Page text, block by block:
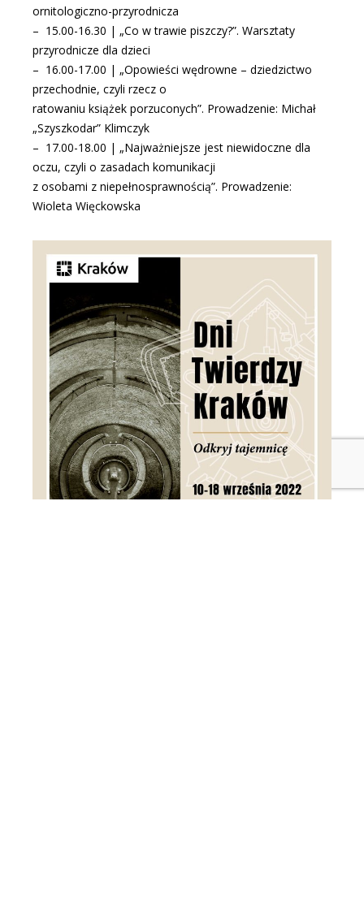
ornitologiczno-przyrodnicza
– 15.00-16.30 | „Co w trawie piszczy?”. Warsztaty
przyrodnicze dla dzieci
– 16.00-17.00 | „Opowieści wędrowne – dziedzictwo
przechodnie, czyli rzecz o
ratowaniu książek porzuconych”. Prowadzenie: Michał
„Szyszkodar” Klimczyk
– 17.00-18.00 | „Najważniejsze jest niewidoczne dla
oczu, czyli o zasadach komunikacji
z osobami z niepełnosprawnością”. Prowadzenie:
Wioleta Więckowska